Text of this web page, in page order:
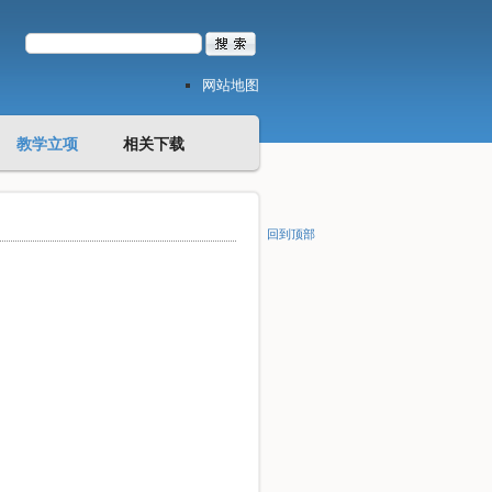
网站地图
教学立项 相关下载
回到顶部